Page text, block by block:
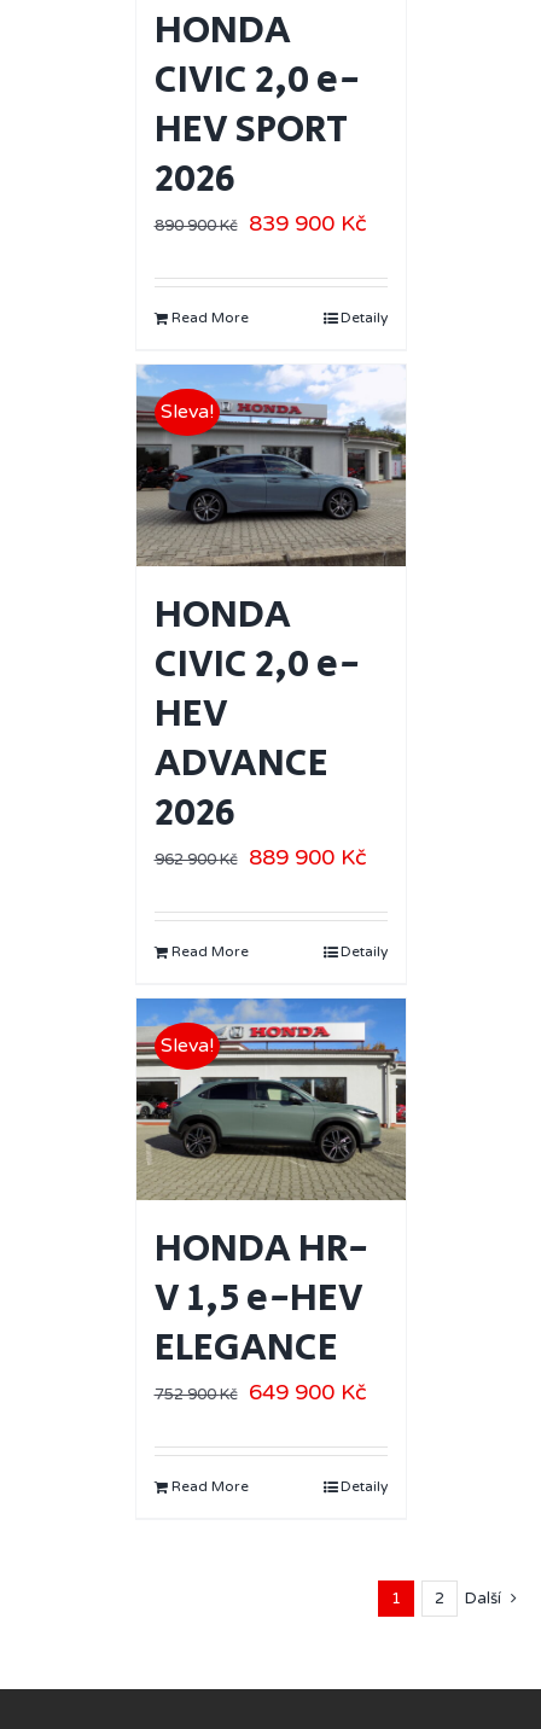
HONDA
CIVIC 2,0 e-
HEV SPORT
2026
890 900Kč 839 900 Kč
Read More Detaily
Sleva!
HONDA
CIVIC 2,0 e-
HEV
ADVANCE
2026
962 900Kč 889 900 Kč
Read More Detaily
Sleva!
HONDA HR-
V 1,5 e-HEV
ELEGANCE
752 900Kč 649 900 Kč
Read More Detaily
1 2 Další